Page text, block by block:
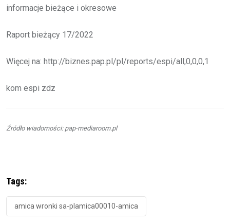
informacje bieżące i okresowe
Raport bieżący 17/2022
Więcej na: http://biznes.pap.pl/pl/reports/espi/all,0,0,0,1
kom espi zdz
Źródło wiadomości: pap-mediaroom.pl
Tags:
amica wronki sa-plamica00010-amica